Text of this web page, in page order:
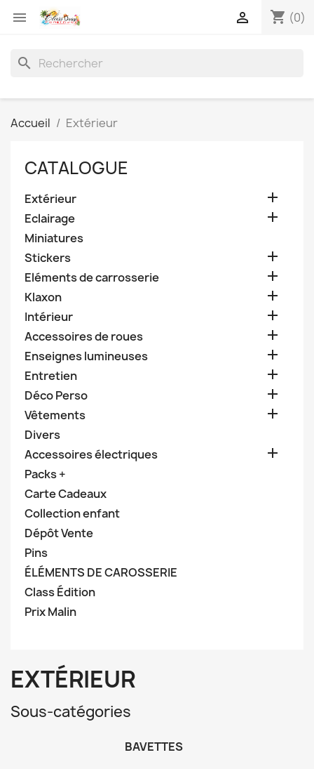
 shopping_cart (0)

search
Accueil Extérieur
CATALOGUE
Extérieur 
Eclairage 
Miniatures
Stickers

Eléments de carrosserie 
Klaxon 
Intérieur 
Accessoires de roues 
Enseignes lumineuses 
Entretien 
Déco Perso 
Vêtements 
Divers
Accessoires électriques

Packs +
Carte Cadeaux
Collection enfant
Dépôt Vente
Pins
ÉLÉMENTS DE CAROSSERIE
Class Édition
Prix Malin
EXTÉRIEUR
Sous-catégories
BAVETTES